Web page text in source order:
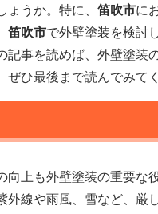
うか。特に、 笛吹市に
笛吹市で外壁塗装を検討
事を読めば、外壁塗装
ぜひ最後まで読んでみて
向上も外壁塗装の重要な
線や雨風、雪など、厳